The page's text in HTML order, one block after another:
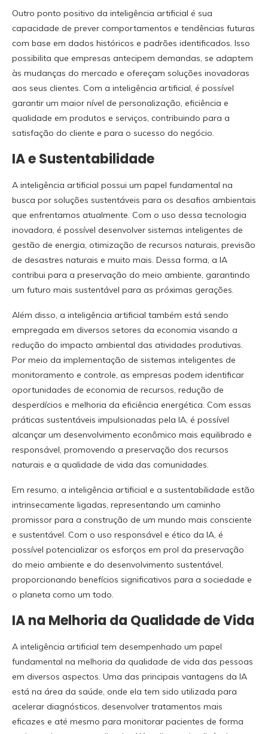
Outro ponto positivo da inteligência artificial é sua
capacidade de prever comportamentos e tendências futuras
com base em dados históricos e padrões identificados. Isso
possibilita que empresas antecipem demandas, se adaptem
às mudanças do mercado e ofereçam soluções inovadoras
aos seus clientes. Com a inteligência artificial, é possível
garantir um maior nível de personalização, eficiência e
qualidade em produtos e serviços, contribuindo para a
satisfação do cliente e para o sucesso do negócio.
IA e Sustentabilidade
A inteligência artificial possui um papel fundamental na
busca por soluções sustentáveis para os desafios ambientais
que enfrentamos atualmente. Com o uso dessa tecnologia
inovadora, é possível desenvolver sistemas inteligentes de
gestão de energia, otimização de recursos naturais, previsão
de desastres naturais e muito mais. Dessa forma, a IA
contribui para a preservação do meio ambiente, garantindo
um futuro mais sustentável para as próximas gerações.
Além disso, a inteligência artificial também está sendo
empregada em diversos setores da economia visando a
redução do impacto ambiental das atividades produtivas.
Por meio da implementação de sistemas inteligentes de
monitoramento e controle, as empresas podem identificar
oportunidades de economia de recursos, redução de
desperdícios e melhoria da eficiência energética. Com essas
práticas sustentáveis impulsionadas pela IA, é possível
alcançar um desenvolvimento econômico mais equilibrado e
responsável, promovendo a preservação dos recursos
naturais e a qualidade de vida das comunidades.
Em resumo, a inteligência artificial e a sustentabilidade estão
intrinsecamente ligadas, representando um caminho
promissor para a construção de um mundo mais consciente
e sustentável. Com o uso responsável e ético da IA, é
possível potencializar os esforços em prol da preservação
do meio ambiente e do desenvolvimento sustentável,
proporcionando benefícios significativos para a sociedade e
o planeta como um todo.
IA na Melhoria da Qualidade de Vida
A inteligência artificial tem desempenhado um papel
fundamental na melhoria da qualidade de vida das pessoas
em diversos aspectos. Uma das principais vantagens da IA
está na área da saúde, onde ela tem sido utilizada para
acelerar diagnósticos, desenvolver tratamentos mais
eficazes e até mesmo para monitorar pacientes de forma